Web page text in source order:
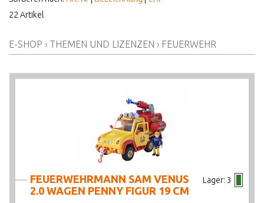
PREIS VON BIS
22 Artikel
E-SHOP › THEMEN UND LIZENZEN › FEUERWEHR
Lager: 3
FEUERWEHRMANN SAM VENUS
2.0 WAGEN PENNY FIGUR 19 CM